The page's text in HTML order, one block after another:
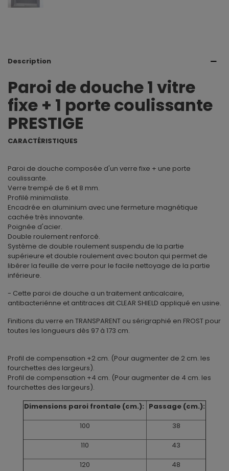
Description
Paroi de douche 1 vitre
fixe + 1 porte coulissante
PRESTIGE
CARACTÉRISTIQUES
Paroi de douche composée d'un verre fixe + une porte
coulissante.
Verre trempé de 6 et 8 mm.
Profilé minimaliste.
Encadrée en aluminium avec une fermeture magnétique
cachée très innovante.
Poignée d'acier.
Double roulement renforcé.
Système de double roulement suspendu de la partie
supérieure et double roulement avec bouton qui permet de
libérer la feuille de verre pour le facile nettoyage de la partie
inférieure.
- Cette paroi de douche a un traitement anticalcaire,
antibacteriénne et antitraces dit CLEAR SHIELD appliqué en usine.
Finitions du verre en TRANSPARENT ou sérigraphié en FROST pour
toutes les longueurs dès 97 à 173 cm.
Profil de compensation +2 cm. (Pour augmenter de 2 cm. les
fourchettes des largeurs).
Profil de compensation +4 cm. (Pour augmenter de 4 cm. les
fourchettes des largeurs).
Dimensions paroi frontale (cm.): Passage (cm.):
100
38
110
43
120
48